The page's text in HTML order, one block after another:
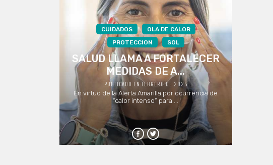
CUIDADOS
OLA DE CALOR
PROTECCION
SOL
SALUD LLAMA A FORTALECER
MEDIDAS DE A...
PUBLICADO EN FEBRERO DE 2025
En virtud de la Alerta Amarilla por ocurrencia de
“calor intenso” para ...